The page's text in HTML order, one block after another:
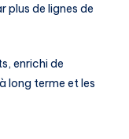
plus de lignes de
enrichi de
long terme et les